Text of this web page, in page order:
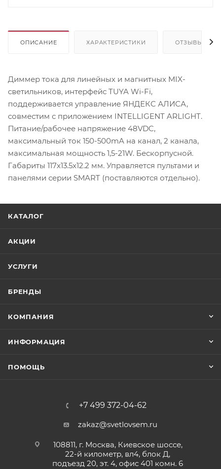
ОПИСАНИЕ ХАРАКТЕРИСТИКИ ОТЗЫВЫ
Диммер тока для линейных и магнитных MIX-
светильников, интерфейс TUYA Wi-Fi,
поддерживается управление ЯНДЕКС АЛИСА,
совместим с приложением INTELLIGENT ARLIGHT.
Питание/рабочее напряжение 48VDC,
максимальный ток 150-500mA на канал, 2 канала,
максимальная мощность 1,5-21W. Бескорпусной.
Габариты 117x13.5x12.2 мм. Управляется пультами и
панелями серии SMART (поставляются отдельно).
КАТАЛОГ
АКЦИИ
УСЛУГИ
БРЕНДЫ
КОМПАНИЯ
ИНФОРМАЦИЯ
ПОМОЩЬ
+7 499 372-04-62
zakaz@svetlovsem.ru
108811, г. Москва, Киевское шоссе,
22-й километр, вл4, блок Д,
подъезд 20, эт. 4, офис 401 комн. 6